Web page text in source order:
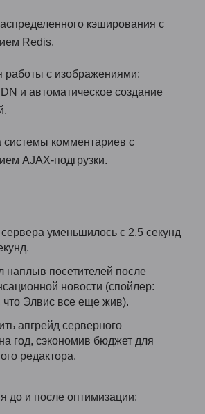
кэширования с
Redis.
работы с изображениями:
и автоматическое создание
системы комментариев с
AJAX-подгрузки.
уменьшилось с 2.5 секунд
посетителей после
новости (спойлер:
что Элвис все еще жив).
апгрейд серверного
год, сэкономив бюджет для
редактора.
до и после оптимизации: